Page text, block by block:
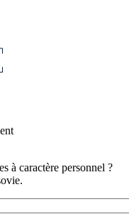
à caractère personnel ?